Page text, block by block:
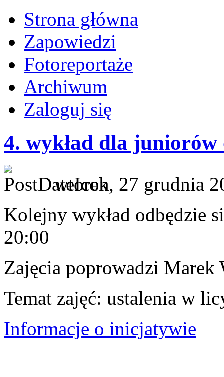
Strona główna
Zapowiedzi
Fotoreportaże
Archiwum
Zaloguj się
4. wykład dla juniorów
wtorek, 27 grudnia
Kolejny wykład odbędzie
20:00
Zajęcia poprowadzi
Temat zajęć: ustalenia w
Informacje o inicjatywie